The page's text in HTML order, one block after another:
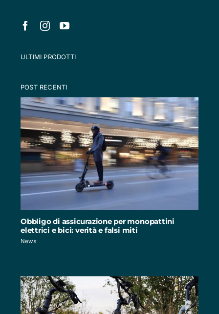
ULTIMI PRODOTTI
POST RECENTI
Obbligo di assicurazione per monopattini
elettrici e bici: verità e falsi miti
News